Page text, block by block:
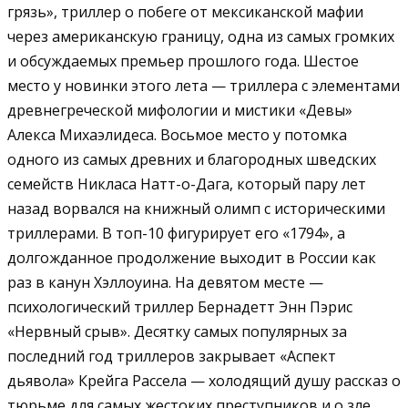
грязь», триллер о побеге от мексиканской мафии
через американскую границу, одна из самых громких
и обсуждаемых премьер прошлого года. Шестое
место у новинки этого лета — триллера с элементами
древнегреческой мифологии и мистики «Девы»
Алекса Михаэлидеса. Восьмое место у потомка
одного из самых древних и благородных шведских
семейств Никласа Натт-о-Дага, который пару лет
назад ворвался на книжный олимп с историческими
триллерами. В топ-10 фигурирует его «1794», а
долгожданное продолжение выходит в России как
раз в канун Хэллоуина. На девятом месте —
психологический триллер Бернадетт Энн Пэрис
«Нервный срыв». Десятку самых популярных за
последний год триллеров закрывает «Аспект
дьявола» Крейга Рассела — холодящий душу рассказ о